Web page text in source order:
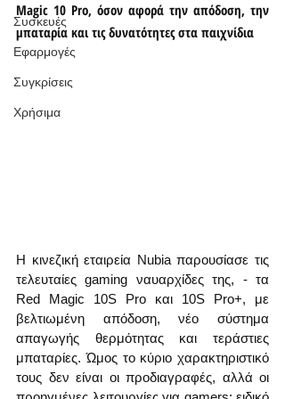
Συσκευές
Εφαρμογές
Συγκρίσεις
Χρήσιμα
Magic 10 Pro, όσον αφορά την απόδοση, την
μπαταρία και τις δυνατότητες στα παιχνίδια
Η κινεζική εταιρεία Nubia παρουσίασε τις
τελευταίες gaming ναυαρχίδες της, - τα
Red Magic 10S Pro και 10S Pro+, με
βελτιωμένη απόδοση, νέο σύστημα
απαγωγής θερμότητας και τεράστιες
μπαταρίες. Ώμος το κύριο χαρακτηριστικό
τους δεν είναι οι προδιαγραφές, αλλά οι